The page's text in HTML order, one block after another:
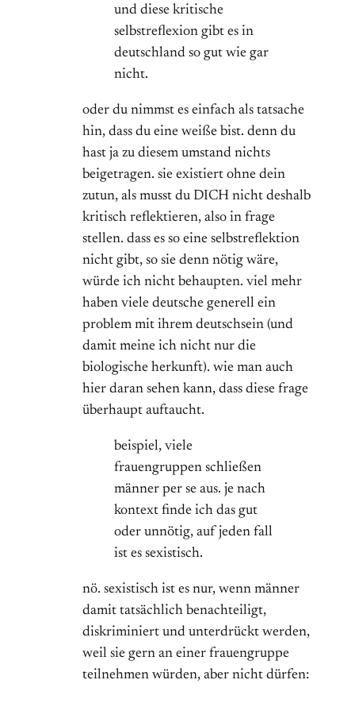
und diese kritische
selbstreflexion gibt es in
deutschland so gut wie gar
nicht.
oder du nimmst es einfach als tatsache
hin, dass du eine weiße bist. denn du
hast ja zu diesem umstand nichts
beigetragen. sie existiert ohne dein
zutun, als musst du DICH nicht deshalb
kritisch reflektieren, also in frage
stellen. dass es so eine selbstreflektion
nicht gibt, so sie denn nötig wäre,
würde ich nicht behaupten. viel mehr
haben viele deutsche generell ein
problem mit ihrem deutschsein (und
damit meine ich nicht nur die
biologische herkunft). wie man auch
hier daran sehen kann, dass diese frage
überhaupt auftaucht.
beispiel, viele
frauengruppen schließen
männer per se aus. je nach
kontext finde ich das gut
oder unnötig, auf jeden fall
ist es sexistisch.
nö. sexistisch ist es nur, wenn männer
damit tatsächlich benachteiligt,
diskriminiert und unterdrückt werden,
weil sie gern an einer frauengruppe
teilnehmen würden, aber nicht dürfen: